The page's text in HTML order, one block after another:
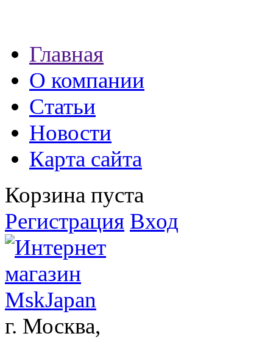
экспресс займы
Главная
О компании
Статьи
Новости
Карта сайта
Корзина пуста
Регистрация Вход
г. Москва,